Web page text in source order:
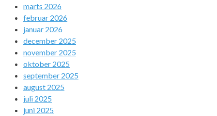
marts 2026
februar 2026
januar 2026
december 2025
november 2025
oktober 2025
september 2025
august 2025
juli 2025
juni 2025